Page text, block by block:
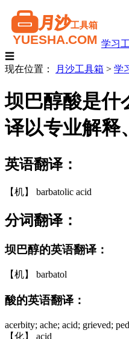
学习
☰
现在位置：
月沙工具箱 > 学
坝巴醇酸是什
译以专业解释
英语翻译：
【机】 barbatolic acid
分词翻译：
坝巴醇的英语翻译：
【机】 barbatol
酸的英语翻译：
acerbity; ache; acid; grieved;
【化】 acid